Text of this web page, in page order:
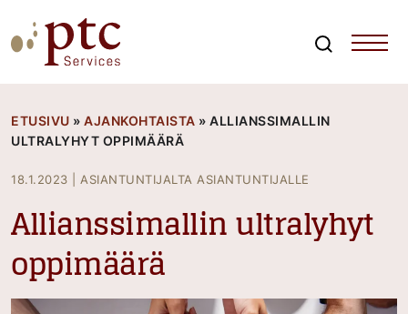
to
content
ETUSIVU » AJANKOHTAISTA » ALLIANSSIMALLIN
ULTRALYHYT OPPIMÄÄRÄ
18.1.2023 ASIANTUNTIJALTA ASIANTUNTIJALLE
Allianssimallin ultralyhyt
oppimäärä